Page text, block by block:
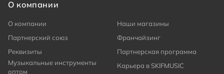
О компании
О компании
Наши магазины
Партнерский союз
Франчайзинг
Реквизиты
Партнерская программа
Музыкальные инструменты
оптом
Карьера в SKIFMUSIC